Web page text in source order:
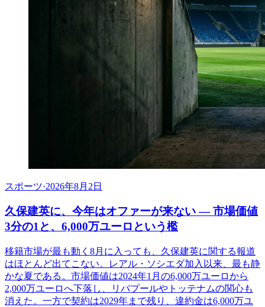
スポーツ·2026年8月2日
久保建英に、今年はオファーが来ない ― 市場価値
3分の1と、6,000万ユーロという檻
移籍市場が最も動く8月に入っても、久保建英に関する報道
はほとんど出てこない。レアル・ソシエダ加入以来、最も静
かな夏である。市場価値は2024年1月の6,000万ユーロから
2,000万ユーロへ下落し、リバプールやトッテナムの関心も
消えた。一方で契約は2029年まで残り、違約金は6,000万ユ